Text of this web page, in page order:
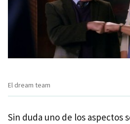
El dream team
Sin duda uno de los aspectos